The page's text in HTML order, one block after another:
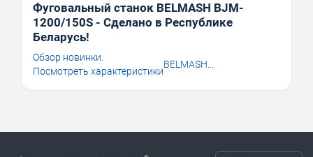
Фуговальный станок BELMASH BJM-
1200/150S - Сделано в Республике
Беларусь!
Обзор новинки.
Посмотреть характеристики
BELMASH...